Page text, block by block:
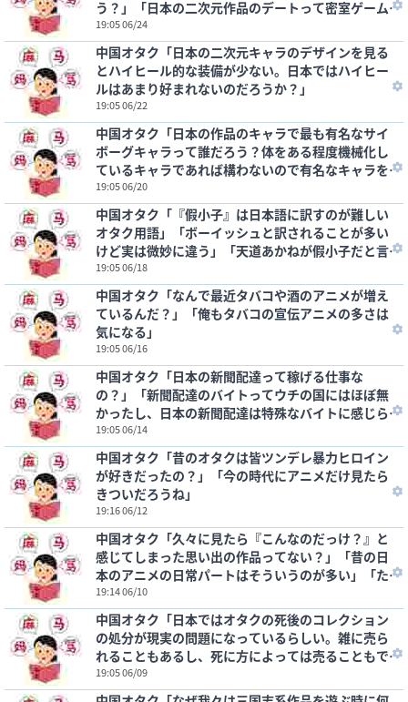
う？」「日本の二次元作品のデートって密室ゲーム
に行かないよね」
19:05 06/24
中国オタク「日本の二次元キャラのデザインを見る
とハイヒール的な装備が少ない。日本ではハイヒー
ルはあまり好まれないのだろうか？」
19:05 06/22
中国オタク「日本の作品のキャラで最も有名なサイ
ボーグキャラって誰だろう？体をある程度機械化し
ているキャラであれば構わないので有名なキャラを
教えて欲しい」
19:05 06/20
中国オタク「『假小子』は日本語に訳すのが難しい
オタク用語」「ボーイッシュと訳されることが多い
けど実は微妙に違う」「天道あかねが假小子だと言
ったら相手が混乱した」
19:05 06/18
中国オタク「なんで最近タバコや酒のアニメが増え
ているんだ？」「俺もタバコの宣伝アニメの多さは
気になる」
19:05 06/16
中国オタク「日本の新聞配達って稼げる仕事な
の？」「新聞配達のバイトってウチの国にはほぼ無
かったし、日本の新聞配達は特殊なバイトに感じら
れる」
19:05 06/14
中国オタク「昔のオタクは皆ツンデレ暴力ヒロイン
が好きだったの？」「今の時代にアニメだけ見たら
きついだろうね」
19:16 06/12
中国オタク「久々に見たら『こんなのだっけ？』と
感じてしまった思い出の作品ってない？」「昔の日
本のアニメの日常パートはそういうのが多い」「た
ぶんゲームの方がきついと思う」
19:14 06/10
中国オタク「日本ではオタクの死後のコレクション
の処分が現実の問題になっているらしい。雑に売ら
れることもあるし、死に方によっては売ることもで
きなくなるとか……」
19:05 06/09